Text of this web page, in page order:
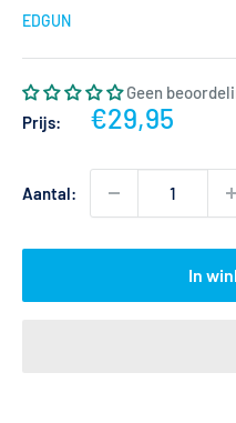
EDGUN
Geen
Prijs:
Actieprijs
€29,95
Aantal:
In